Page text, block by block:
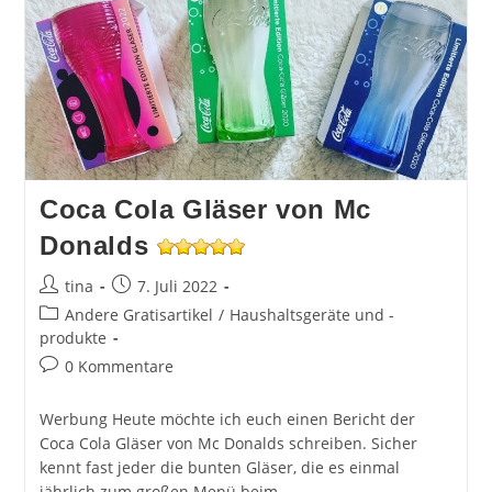
Coca Cola Gläser von Mc
Donalds
Beitrags-
Autor:
tina
Beitrag
veröffentlicht:
7. Juli 2022
Beitrags-
Kategorie:
Andere Gratisartikel / Haushaltsgeräte und -
produkte
Beitrags-
0 Kommentare
Werbung Heute möchte ich euch einen Bericht der
Coca Cola Gläser von Mc Donalds schreiben. Sicher
kennt fast jeder die bunten Gläser, die es einmal